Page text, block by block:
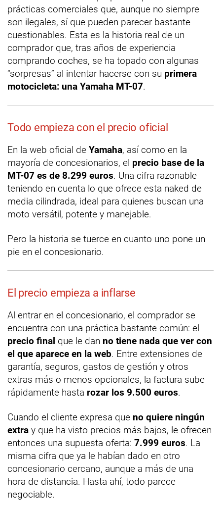
prácticas comerciales que, aunque no siempre
son ilegales, sí que pueden parecer bastante
cuestionables. Esta es la historia real de un
comprador que, tras años de experiencia
comprando coches, se ha topado con algunas
“sorpresas” al intentar hacerse con su primera
motocicleta: una Yamaha MT-07.
Todo empieza con el precio oficial
En la web oficial de Yamaha, así como en la
mayoría de concesionarios, el precio base de la
MT-07 es de 8.299 euros. Una cifra razonable
teniendo en cuenta lo que ofrece esta naked de
media cilindrada, ideal para quienes buscan una
moto versátil, potente y manejable.
Pero la historia se tuerce en cuanto uno pone un
pie en el concesionario.
El precio empieza a inflarse
Al entrar en el concesionario, el comprador se
encuentra con una práctica bastante común: el
precio final que le dan no tiene nada que ver con
el que aparece en la web. Entre extensiones de
garantía, seguros, gastos de gestión y otros
extras más o menos opcionales, la factura sube
rápidamente hasta rozar los 9.500 euros.
Cuando el cliente expresa que no quiere ningún
extra y que ha visto precios más bajos, le ofrecen
entonces una supuesta oferta: 7.999 euros. La
misma cifra que ya le habían dado en otro
concesionario cercano, aunque a más de una
hora de distancia. Hasta ahí, todo parece
negociable.